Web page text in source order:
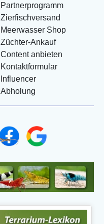
Partnerprogramm
Zierfischversand
Meerwasser Shop
Züchter-Ankauf
Content anbieten
Kontaktformular
Influencer
Abholung